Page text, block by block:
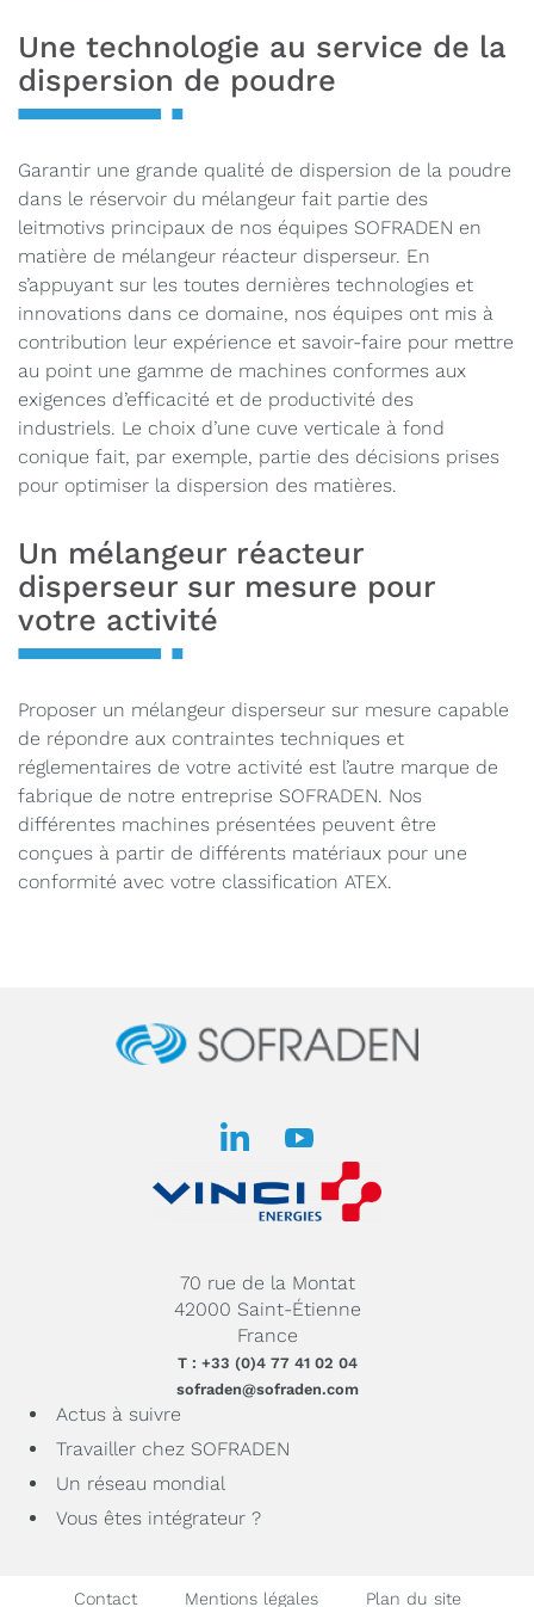
Une technologie au service de la
dispersion de poudre
Garantir une grande qualité de dispersion de la poudre
dans le réservoir du mélangeur fait partie des
leitmotivs principaux de nos équipes SOFRADEN en
matière de mélangeur réacteur disperseur. En
s’appuyant sur les toutes dernières technologies et
innovations dans ce domaine, nos équipes ont mis à
contribution leur expérience et savoir-faire pour mettre
au point une gamme de machines conformes aux
exigences d’efficacité et de productivité des
industriels. Le choix d’une cuve verticale à fond
conique fait, par exemple, partie des décisions prises
pour optimiser la dispersion des matières.
Un mélangeur réacteur
disperseur sur mesure pour
votre activité
Proposer un mélangeur disperseur sur mesure capable
de répondre aux contraintes techniques et
réglementaires de votre activité est l’autre marque de
fabrique de notre entreprise SOFRADEN. Nos
différentes machines présentées peuvent être
conçues à partir de différents matériaux pour une
conformité avec votre classification ATEX.
70 rue de la Montat
42000 Saint-Étienne
France
T : +33 (0)4 77 41 02 04
sofraden@sofraden.com
Actus à suivre
Travailler chez SOFRADEN
Un réseau mondial
Vous êtes intégrateur ?
Contact Mentions légales Plan du site